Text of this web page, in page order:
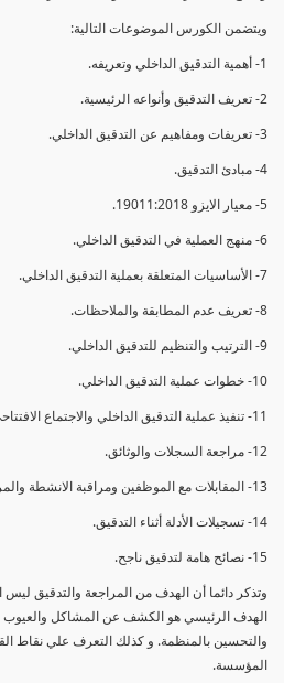
ويتضمن الكورس الموضوعات التالية:
1- أهمية التدقيق الداخلي وتعريفه.
2- تعريف التدقيق وأنواعه الرئيسية.
3- تعريفات ومفاهيم عن التدقيق الداخلي.
4- مبادئ التدقيق.
5- معيار الايزو 19011:2018.
6- منهج العملية في التدقيق الداخلي.
7- الأساسيات المتعلقة بعملية التدقيق الداخلي.
8- تعريف عدم المطابقة والملاحظات.
9- الترتيب والتنظيم للتدقيق الداخلي.
10- خطوات عملية التدقيق الداخلي.
11- تنفيذ عملية التدقيق الداخلي والاجتماع الافتتاحي.
12- مراجعة السجلات والوثائق.
13- المقابلات مع الموظفين ومراقبة الانشطة والمرافق.
14- تسجيلات الأدلة أثناء التدقيق.
15- نصائح هامة لتدقيق ناجح.
وتذكر دائما أن الهدف من المراجعة والتدقيق
الهدف الرئيسي هو الكشف عن المشاكل والعيوب
والتحسين بالمنظمة. و كذلك التعرف علي نقاط
المؤسسة.